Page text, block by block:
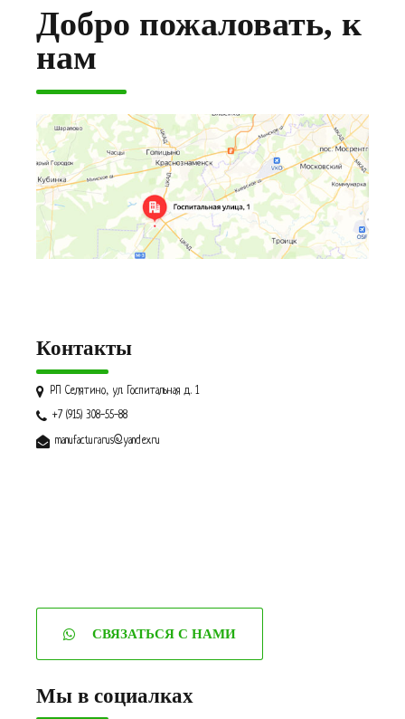
Добро пожаловать, к
нам
Контакты
РП Селятино, ул. Госпитальная д. 1
+7 (915) 308-55-88
manufacturarus@yandex.ru
СВЯЗАТЬСЯ С НАМИ
Мы в социалках